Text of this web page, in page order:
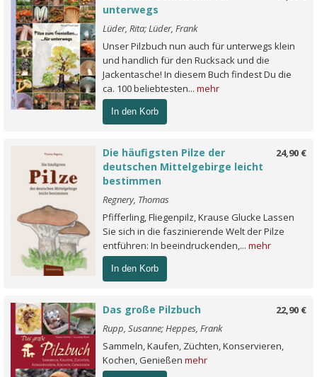
unterwegs
Lüder, Rita; Lüder, Frank
Unser Pilzbuch nun auch für unterwegs klein
und handlich für den Rucksack und die
Jackentasche! In diesem Buch findest Du die
ca. 100 beliebtesten... mehr
In den Korb
24,90 €
Die häufigsten Pilze der
deutschen Mittelgebirge leicht
bestimmen
Regnery, Thomas
Pfifferling, Fliegenpilz, Krause Glucke Lassen
Sie sich in die faszinierende Welt der Pilze
entführen: In beeindruckenden,... mehr
In den Korb
22,90 €
Das große Pilzbuch
Rupp, Susanne; Heppes, Frank
Sammeln, Kaufen, Züchten, Konservieren,
Kochen, Genießen mehr